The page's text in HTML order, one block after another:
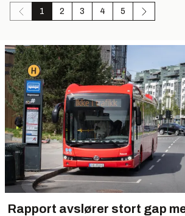
1 2 3 4 5
Rapport avslører stort gap